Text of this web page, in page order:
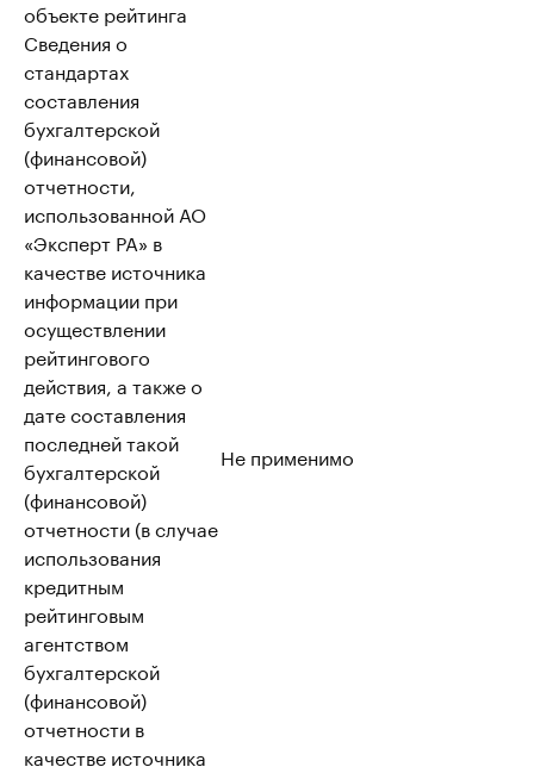
объекте рейтинга
Сведения о
стандартах
составления
бухгалтерской
(финансовой)
отчетности,
использованной АО
«Эксперт РА» в
качестве источника
информации при
осуществлении
рейтингового
действия, а также о
дате составления
последней такой
бухгалтерской
(финансовой)
отчетности (в случае
использования
кредитным
рейтинговым
агентством
бухгалтерской
(финансовой)
отчетности в
качестве источника
Не применимо